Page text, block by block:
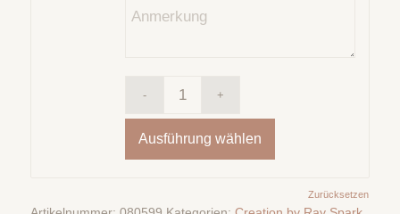
Zurücksetzen
Ausführung wählen